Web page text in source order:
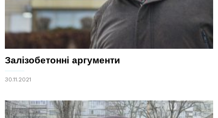
Залізобетонні аргументи
30.11.2021